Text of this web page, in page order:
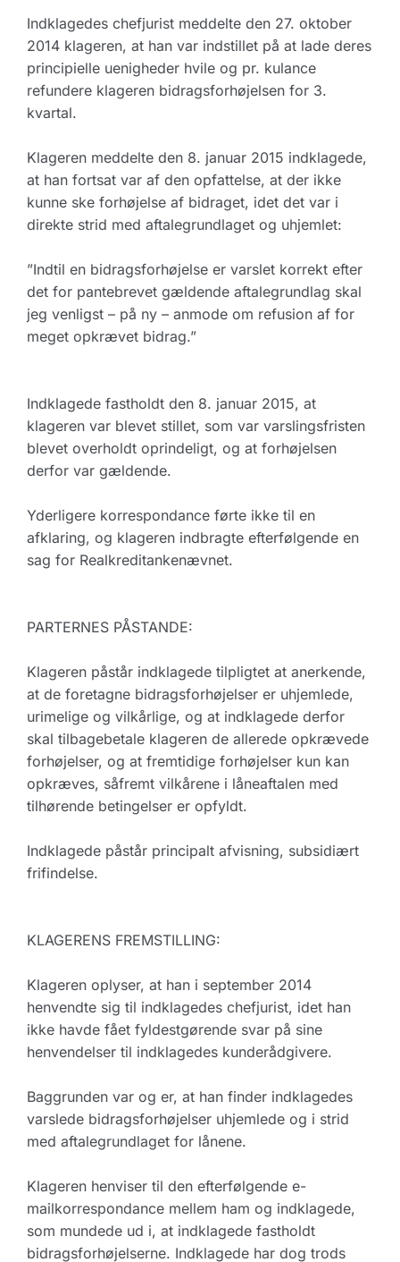
Indklagedes chefjurist meddelte den 27. oktober
2014 klageren, at han var indstillet på at lade deres
principielle uenigheder hvile og pr. kulance
refundere klageren bidragsforhøjelsen for 3.
kvartal.
Klageren meddelte den 8. januar 2015 indklagede,
at han fortsat var af den opfattelse, at der ikke
kunne ske forhøjelse af bidraget, idet det var i
direkte strid med aftalegrundlaget og uhjemlet:
”Indtil en bidragsforhøjelse er varslet korrekt efter
det for pantebrevet gældende aftalegrundlag skal
jeg venligst – på ny – anmode om refusion af for
meget opkrævet bidrag.”
Indklagede fastholdt den 8. januar 2015, at
klageren var blevet stillet, som var varslingsfristen
blevet overholdt oprindeligt, og at forhøjelsen
derfor var gældende.
Yderligere korrespondance førte ikke til en
afklaring, og klageren indbragte efterfølgende en
sag for Realkreditankenævnet.
PARTERNES PÅSTANDE:
Klageren påstår indklagede tilpligtet at anerkende,
at de foretagne bidragsforhøjelser er uhjemlede,
urimelige og vilkårlige, og at indklagede derfor
skal tilbagebetale klageren de allerede opkrævede
forhøjelser, og at fremtidige forhøjelser kun kan
opkræves, såfremt vilkårene i låneaftalen med
tilhørende betingelser er opfyldt.
Indklagede påstår principalt afvisning, subsidiært
frifindelse.
KLAGERENS FREMSTILLING:
Klageren oplyser, at han i september 2014
henvendte sig til indklagedes chefjurist, idet han
ikke havde fået fyldestgørende svar på sine
henvendelser til indklagedes kunderådgivere.
Baggrunden var og er, at han finder indklagedes
varslede bidragsforhøjelser uhjemlede og i strid
med aftalegrundlaget for lånene.
Klageren henviser til den efterfølgende e-
mailkorrespondance mellem ham og indklagede,
som mundede ud i, at indklagede fastholdt
bidragsforhøjelserne. Indklagede har dog trods